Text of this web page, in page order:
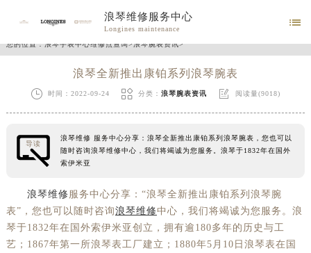
浪琴维修服务中心
Longines maintenance

您的位置：浪琴手表中心维修点查询>浪琴腕表资讯>
浪琴全新推出康铂系列浪琴腕表
 时间：2022-09-24  分类： 浪琴腕表资讯  阅读量(9018)
导读
浪琴维修 服务中心分享：浪琴全新推出康铂系列浪琴腕表，您也可以
随时咨询浪琴维修中心，我们将竭诚为您服务。浪琴于1832年在国外
索伊米亚
浪琴维修服务中心分享：“浪琴全新推出康铂系列浪琴腕
表”，您也可以随时咨询浪琴维修中心，我们将竭诚为您服务。浪
琴于1832年在国外索伊米亚创立，拥有逾180多年的历史与工
艺；1867年第一所浪琴表工厂建立；1880年5月10日浪琴表在国